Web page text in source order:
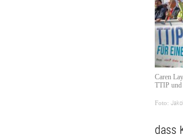
Caren
TTIP
dass